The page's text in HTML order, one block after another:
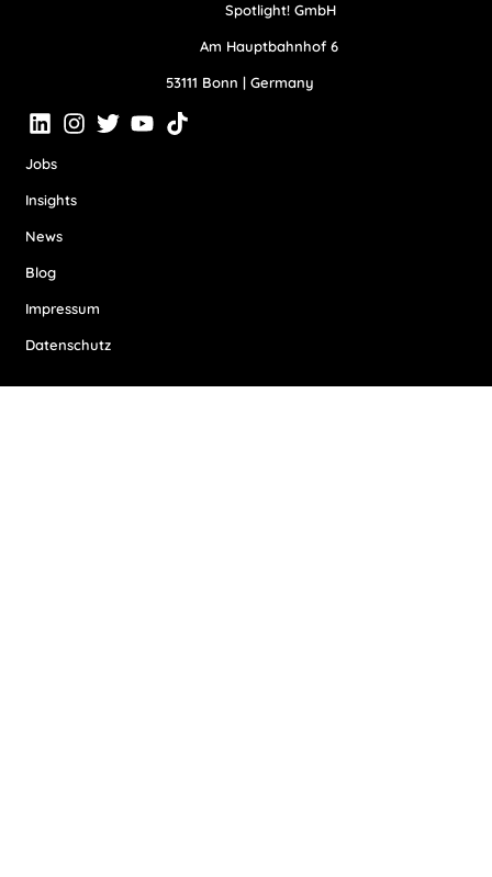
Spotlight! GmbH
Am Hauptbahnhof 6
53111 Bonn | Germany
Jobs
Insights
News
Blog
Impressum
Datenschutz